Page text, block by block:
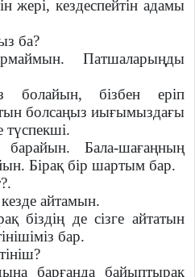
жері, кездеспейтін адамы
ба?
Патшаларыңды
болайын, бізбен еріп
болсаңыз иығымыздағы
Бала-шағаңның
Бірақ бір шартым бар.
айтамын.
біздің де сізге айтатын
бар.
барғанда байыптырақ